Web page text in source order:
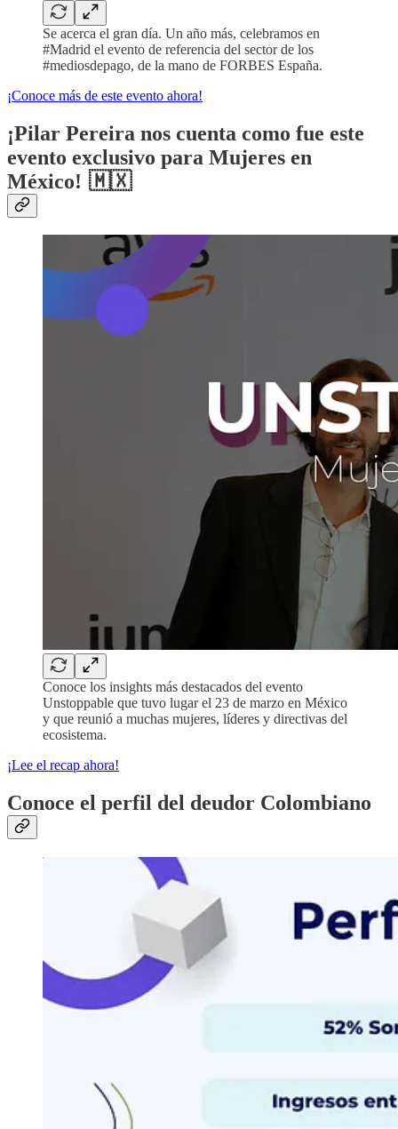
Se acerca el gran día. Un año más, celebramos en
#Madrid el evento de referencia del sector de los
#mediosdepago, de la mano de FORBES España.
¡Conoce más de este evento ahora!
¡Pilar Pereira nos cuenta como fue este
evento exclusivo para Mujeres en
México! 🇲🇽
Conoce los insights más destacados del evento
Unstoppable que tuvo lugar el 23 de marzo en México
y que reunió a muchas mujeres, líderes y directivas del
ecosistema.
¡Lee el recap ahora!
Conoce el perfil del deudor Colombiano